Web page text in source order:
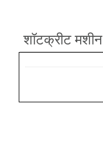
शॉटक्रीट मशीन